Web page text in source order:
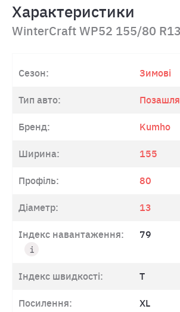
Характеристики
WinterCraft WP52 155/80
Сезон: Зимові
Тип авто:
Бренд: Kumho
Ширина: 155
Профіль: 80
Діаметр: 13
Індекс навантаження: 79
Індекс швидкості: T
Посилення: XL